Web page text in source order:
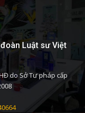
Luật sư Việt
do Sở Tư pháp cấp